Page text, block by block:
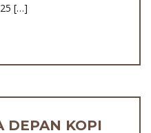
[…]
DEPAN KOPI